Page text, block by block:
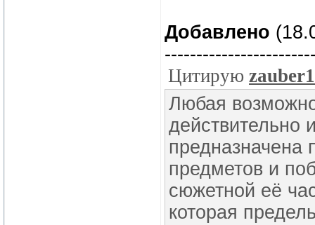
Добавлено
Цитирую zauber1
Любая
действительно
предназначена
предметов и
сюжетной её
которая